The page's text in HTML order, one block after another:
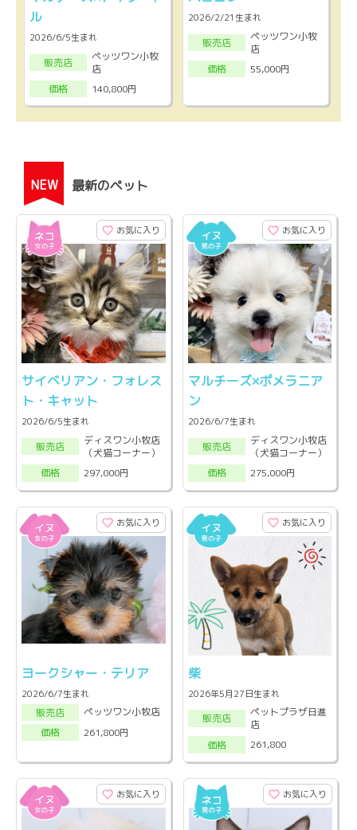
ル
2026/6/5生まれ
販売店
ペッツワン小牧
店
価格
140,800円
2026/2/21生まれ
販売店
ペッツワン小牧
店
価格
55,000円
NEW 最新のペット
お気に入り
サイベリアン・フォレス
ト・キャット
2026/6/5生まれ
販売店
ディスワン小牧店
（犬猫コーナー）
価格
297,000円
お気に入り
マルチーズ×ポメラニア
ン
2026/6/7生まれ
販売店
ディスワン小牧店
（犬猫コーナー）
価格
275,000円
お気に入り
ヨークシャー・テリア
2026/6/7生まれ
販売店
ペッツワン小牧店
価格
261,800円
お気に入り
柴
2026年5月27日生まれ
販売店
ペットプラザ日進
店
価格
261,800
お気に入り お気に入り